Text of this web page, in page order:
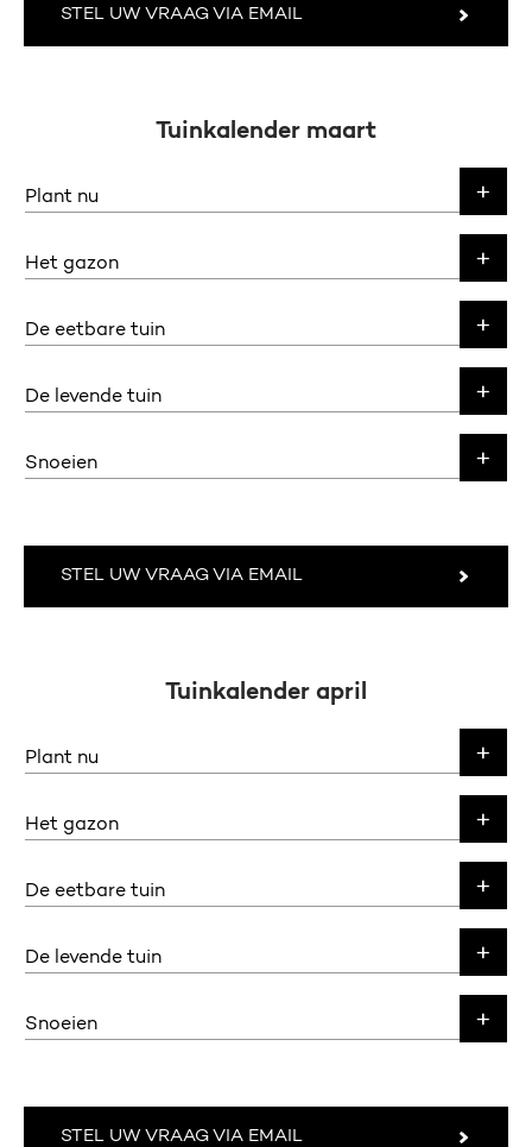
STEL UW VRAAG VIA EMAIL
Tuinkalender maart
Plant nu
Het gazon
De eetbare tuin
De levende tuin
Snoeien
STEL UW VRAAG VIA EMAIL
Tuinkalender april
Plant nu
Het gazon
De eetbare tuin
De levende tuin
Snoeien
STEL UW VRAAG VIA EMAIL